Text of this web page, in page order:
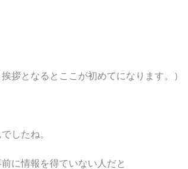
拶となるとここが初めてになります。）
したね。
に情報を得ていない人だと